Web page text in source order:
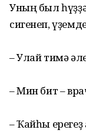
Уның был
сигенеп,
– Улай тимә
– Мин бит –
– Ҡайһы